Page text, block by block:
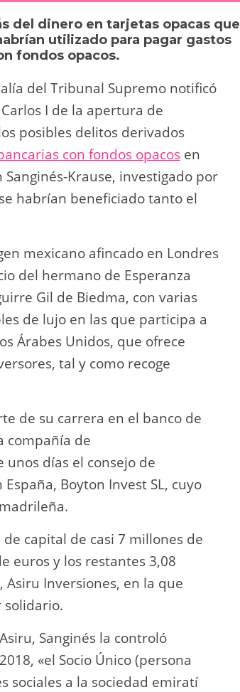
del dinero en tarjetas opacas que
utilizado para pagar gastos
fondos opacos.
del Tribunal Supremo notificó
I de la apertura de
posibles delitos derivados
con fondos opacosen
Krause, investigado por
habrían beneficiado tanto el
mexicano afincado en Londres
del hermano de Esperanza
Gil de Biedma, con varias
de lujo en las que participa a
Árabes Unidos, que ofrece
tal y como recoge
de su carrera en el banco de
compañía de
días el consejo de
Boyton Invest SL, cuyo
capital de casi 7 millones de
euros y los restantes 3,08
Inversiones, en la que
solidario.
Sanginés la controló
«el Socio Único (persona
sociales a la sociedad emiratí